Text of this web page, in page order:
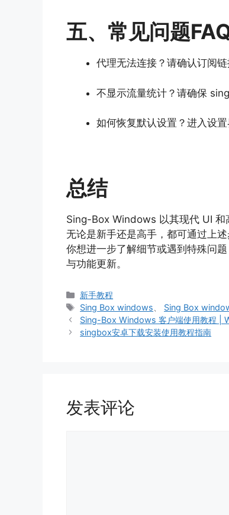
五、常见问题
代理无法连接？请确认订阅
不显示流量统计？请确保
如何恢复默认设置？进入设
总结
Sing-Box Windows 以其现代 UI 和
无论是新手还是高手，都可通过上
你想进一步了解细节或遇到特殊问
与功能更新。
分
类
新手教程
标
签
Sing Box windows Sing Box
Sing-Box Windows 客户端使用教程 |
singbox安卓下载安装使用教程指南
发表评论